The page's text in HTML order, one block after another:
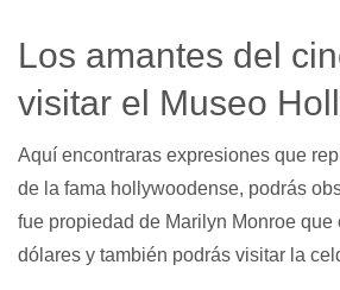
Los amantes del
visitar el Museo
Aquí encontraras expresiones que
de la fama hollywoodense, podrás
fue propiedad de Marilyn Monroe que
dólares y también podrás visitar la